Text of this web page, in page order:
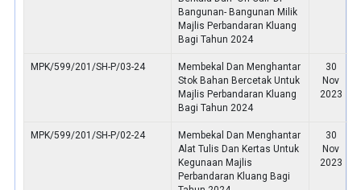
Bangunan- Bangunan Milik
Majlis Perbandaran Kluang
Bagi Tahun 2024
MPK/599/201/SH-P/03-24
Membekal Dan Menghantar
Stok Bahan Bercetak Untuk
Majlis Perbandaran Kluang
Bagi Tahun 2024
30
Nov
2023
MPK/599/201/SH-P/02-24
Membekal Dan Menghantar
Alat Tulis Dan Kertas Untuk
Kegunaan Majlis
Perbandaran Kluang Bagi
30
Nov
2023